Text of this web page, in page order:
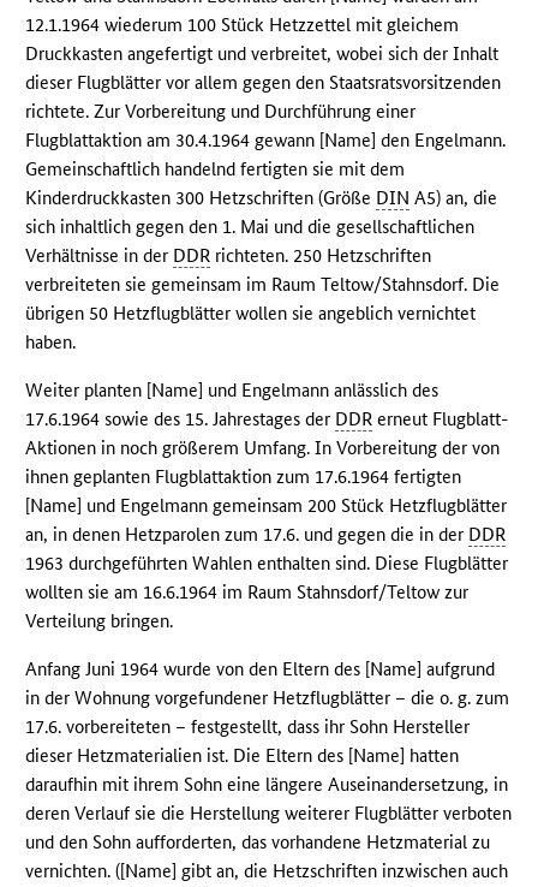
12.1.1964 wiederum 100 Stück Hetzzettel mit gleichem
Druckkasten angefertigt und verbreitet, wobei sich der Inhalt
dieser Flugblätter vor allem gegen den Staatsratsvorsitzenden
richtete. Zur Vorbereitung und Durchführung einer
Flugblattaktion am 30.4.1964 gewann [Name] den Engelmann.
Gemeinschaftlich handelnd fertigten sie mit dem
Kinderdruckkasten 300 Hetzschriften (Größe DIN A5) an, die
sich inhaltlich gegen den 1. Mai und die gesellschaftlichen
Verhältnisse in der DDR richteten. 250 Hetzschriften
verbreiteten sie gemeinsam im Raum Teltow/Stahnsdorf. Die
übrigen 50 Hetzflugblätter wollen sie angeblich vernichtet
haben.
Weiter planten [Name] und Engelmann anlässlich des
17.6.1964 sowie des 15. Jahrestages der DDR erneut Flugblatt-
Aktionen in noch größerem Umfang. In Vorbereitung der von
ihnen geplanten Flugblattaktion zum 17.6.1964 fertigten
[Name] und Engelmann gemeinsam 200 Stück Hetzflugblätter
an, in denen Hetzparolen zum 17.6. und gegen die in der DDR
1963 durchgeführten Wahlen enthalten sind. Diese Flugblätter
wollten sie am 16.6.1964 im Raum Stahnsdorf/Teltow zur
Verteilung bringen.
Anfang Juni 1964 wurde von den Eltern des [Name] aufgrund
in der Wohnung vorgefundener Hetzflugblätter – die o. g. zum
17.6. vorbereiteten – festgestellt, dass ihr Sohn Hersteller
dieser Hetzmaterialien ist. Die Eltern des [Name] hatten
daraufhin mit ihrem Sohn eine längere Auseinandersetzung, in
deren Verlauf sie die Herstellung weiterer Flugblätter verboten
und den Sohn aufforderten, das vorhandene Hetzmaterial zu
vernichten. ([Name] gibt an, die Hetzschriften inzwischen auch